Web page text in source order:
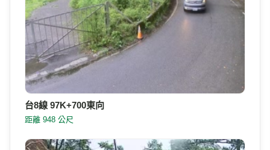
台8線 97K+700東向
距離 948 公尺